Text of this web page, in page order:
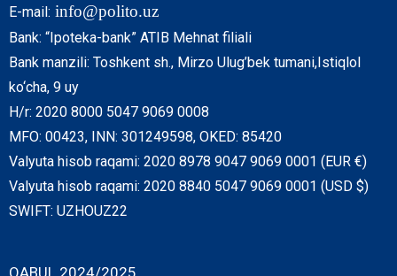
E-mail: info@polito.uz
Bank: “Ipoteka-bank” ATIB Mehnat filiali
Bank manzili: Toshkent sh., Mirzo Ulug’bek tumani,Istiqlol
ko‘cha, 9 uy
H/r: 2020 8000 5047 9069 0008
MFO: 00423, INN: 301249598, OKED: 85420
Valyuta hisob raqami: 2020 8978 9047 9069 0001 (EUR €)
Valyuta hisob raqami: 2020 8840 5047 9069 0001 (USD $)
SWIFT: UZHOUZ22
QABUL 2024/2025